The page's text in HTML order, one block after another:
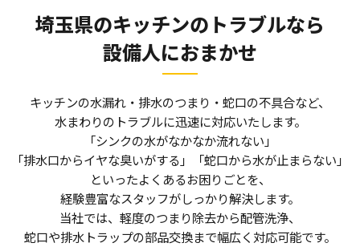
埼玉県のキッチンのトラブルなら
設備人におまかせ
キッチンの水漏れ・排水のつまり・蛇口の不具合など、
水まわりのトラブルに迅速に対応いたします。
「シンクの水がなかなか流れない」
「排水口からイヤな臭いがする」「蛇口から水が止まらない」
といったよくあるお困りごとを、
経験豊富なスタッフがしっかり解決します。
当社では、軽度のつまり除去から配管洗浄、
蛇口や排水トラップの部品交換まで幅広く対応可能です。